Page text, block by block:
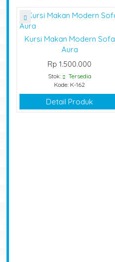
Kursi Makan Modern Sofa
Aura
Rp 1.500.000
Stok:
Tersedia
Kode: K-162
Detail Produk